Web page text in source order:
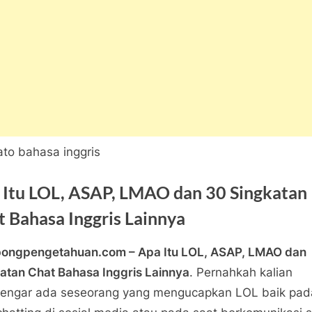
LOL, ASAP, LMAO dan 30 Singkatan
Bahasa Inggris Lainnya
Apa
– Apa Itu LOL, ASAP, LMAO dan
Chat Bahasa Inggris Lainnya. Pernahkah kalian
ada seseorang yang mengucapkan LOL baik